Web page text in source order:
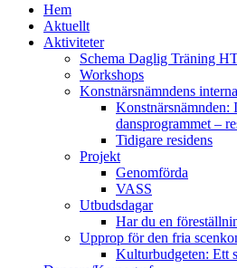
Hem
Aktuellt
Aktiviteter
Schema Daglig Träning
Workshops
Konstnärsnämndens
Konstnärsnämnden:
dansprogrammet –
Tidigare residens
Projekt
Genomförda
VASS
Utbudsdagar
Har du en
Upprop för den fria
Kulturbudgeten: Ett